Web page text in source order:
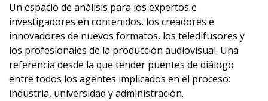
Un espacio de análisis para los expertos e
investigadores en contenidos, los creadores e
innovadores de nuevos formatos, los teledifusores y
los profesionales de la producción audiovisual. Una
referencia desde la que tender puentes de diálogo
entre todos los agentes implicados en el proceso:
industria, universidad y administración.